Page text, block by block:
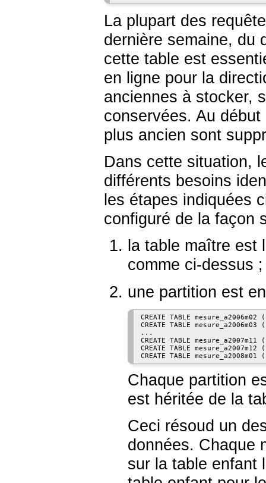
La plupart des
dernière semaine, du
cette table est
en ligne pour la
anciennes à stocker,
conservées. Au
plus ancien sont
Dans cette situation,
différents besoins
les étapes indiquées
configuré de la façon
la table maître est
comme ci-dessus ;
une partition est
CREATE TABLE
CREATE TABLE
...
CREATE TABLE
CREATE TABLE
CREATE TABLE
Chaque partition
est héritée de la
Ceci résoud un
données. Chaque
sur la table enfant